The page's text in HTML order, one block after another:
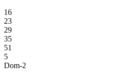
16
23
29
35
51
5
Dom-2